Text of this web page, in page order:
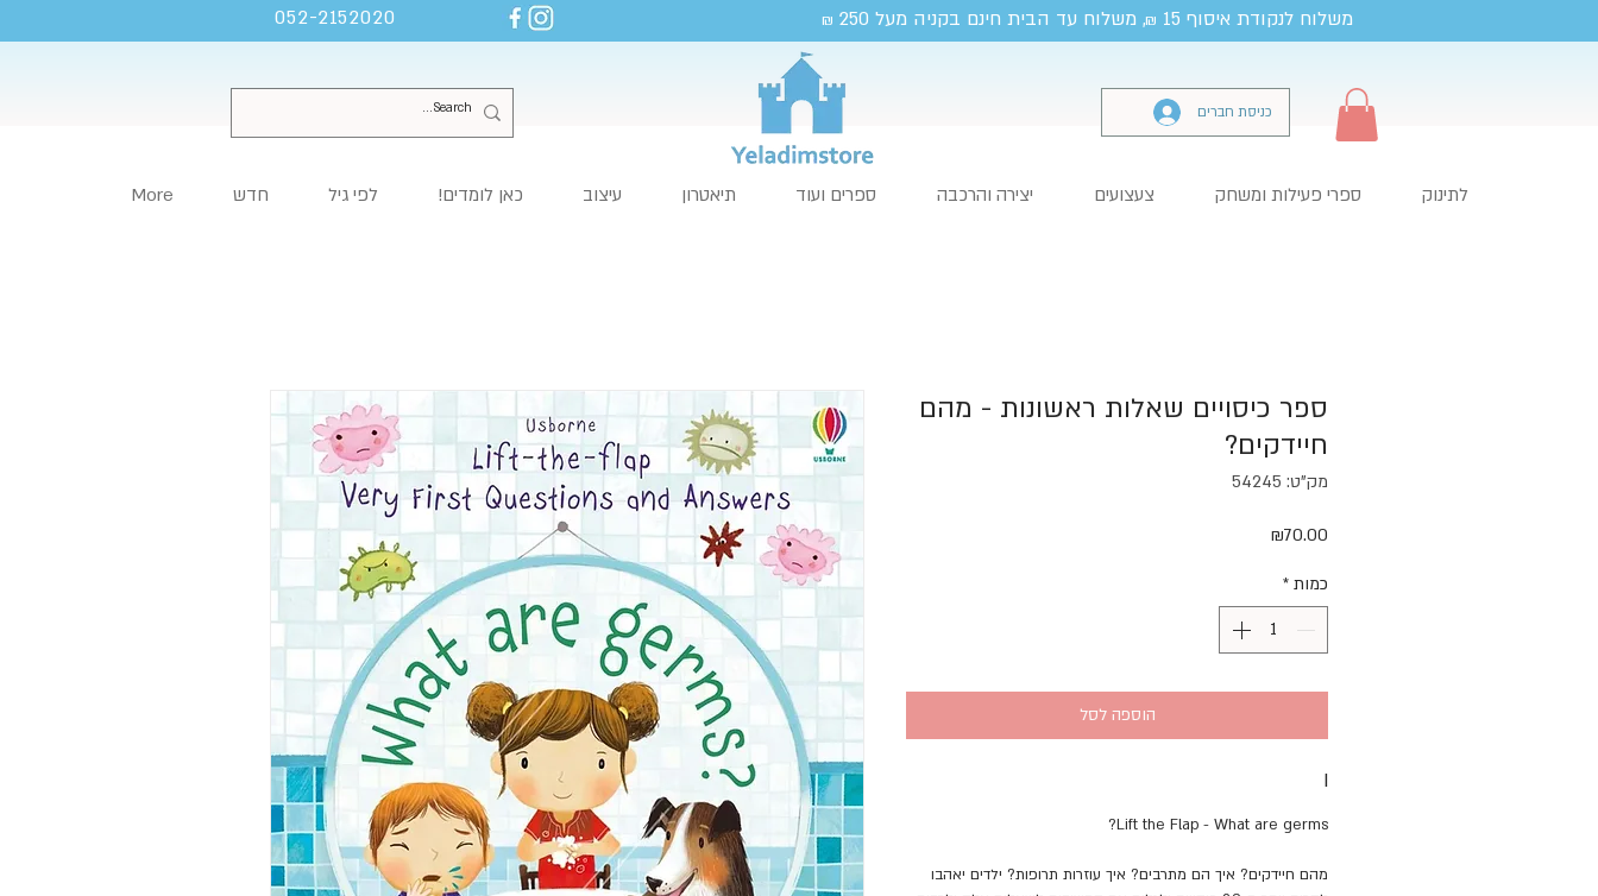
052-2152020 משלוח לנקודת איסוף 15 ₪, משלוח עד הבית חינם בקניה מעל 250 ₪
כניסת חברים
לתינוק ספרי פעילות ומשחק צעצועים יצירה והרכבה ספרים ועוד תיאטרון עיצוב כאן לומדים! לפי גיל חדש More
ספר כיסויים שאלות ראשונות - מהם
חיידקים?
מק"ט: 54245
₪70.00
כמות *
הוספה לסל
I
Lift the Flap - What are germs?
מהם חיידקים? איך הם מתרבים? איך עוזרות תרופות? ילדים יאהבו